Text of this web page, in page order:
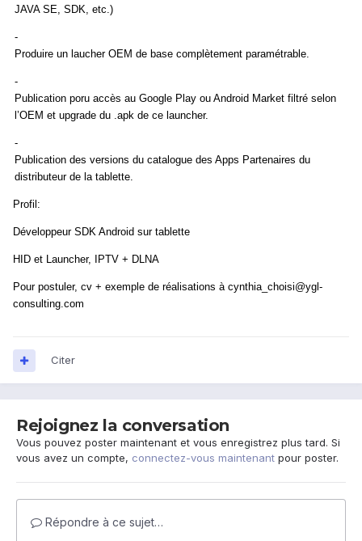
JAVA SE, SDK, etc.)
-
Produire un laucher OEM de base complètement paramétrable.
-
Publication poru accès au Google Play ou Android Market filtré selon
l’OEM et upgrade du .apk de ce launcher.
-
Publication des versions du catalogue des Apps Partenaires du
distributeur de la tablette.
Profil:
Développeur SDK Android sur tablette
HID et Launcher, IPTV + DLNA
Pour postuler, cv + exemple de réalisations à cynthia_choisi@ygl-
consulting.com
Citer
Rejoignez la conversation
Vous pouvez poster maintenant et vous enregistrez plus tard. Si
vous avez un compte, connectez-vous maintenant pour poster.
Répondre à ce sujet…